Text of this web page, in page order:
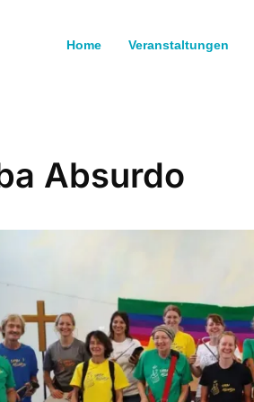
Home Veranstaltungen
Absurdo